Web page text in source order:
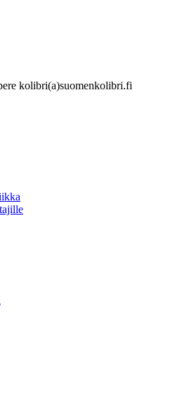
kolibri(a)suomenkolibri.fi